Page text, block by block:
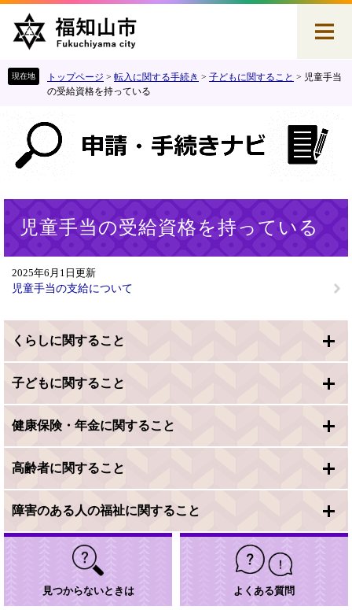
す
。
し
て
文
トップページ > 転入に関する手続き > 子どもに関すること > 児童手当
の受給資格を持っている
児童手当の受給資格を持っている
2025年6月1日更新
児童手当の支給について
くらしに関すること
子どもに関すること
健康保険・年金に関すること
高齢者に関すること
障害のある人の福祉に関すること
見つからないときは よくある質問